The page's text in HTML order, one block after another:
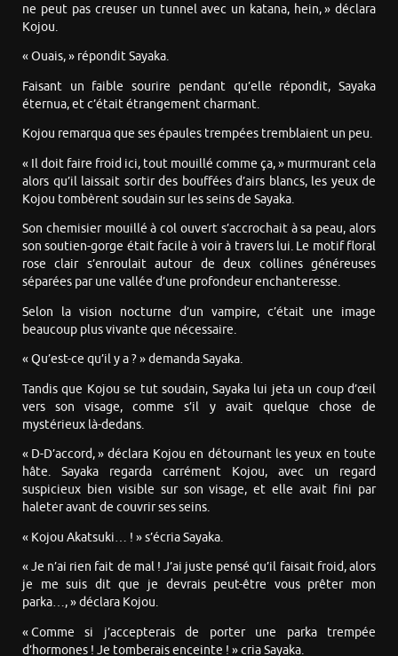
ne peut pas creuser un tunnel avec un katana, hein, » déclara
Kojou.
« Ouais, » répondit Sayaka.
Faisant un faible sourire pendant qu’elle répondit, Sayaka
éternua, et c’était étrangement charmant.
Kojou remarqua que ses épaules trempées tremblaient un peu.
« Il doit faire froid ici, tout mouillé comme ça, » murmurant cela
alors qu’il laissait sortir des bouffées d’airs blancs, les yeux de
Kojou tombèrent soudain sur les seins de Sayaka.
Son chemisier mouillé à col ouvert s’accrochait à sa peau, alors
son soutien-gorge était facile à voir à travers lui. Le motif floral
rose clair s’enroulait autour de deux collines généreuses
séparées par une vallée d’une profondeur enchanteresse.
Selon la vision nocturne d’un vampire, c’était une image
beaucoup plus vivante que nécessaire.
« Qu’est-ce qu’il y a ? » demanda Sayaka.
Tandis que Kojou se tut soudain, Sayaka lui jeta un coup d’œil
vers son visage, comme s’il y avait quelque chose de
mystérieux là-dedans.
« D-D’accord, » déclara Kojou en détournant les yeux en toute
hâte. Sayaka regarda carrément Kojou, avec un regard
suspicieux bien visible sur son visage, et elle avait fini par
haleter avant de couvrir ses seins.
« Kojou Akatsuki… ! » s’écria Sayaka.
« Je n’ai rien fait de mal ! J’ai juste pensé qu’il faisait froid, alors
je me suis dit que je devrais peut-être vous prêter mon
parka…, » déclara Kojou.
« Comme si j’accepterais de porter une parka trempée
d’hormones ! Je tomberais enceinte ! » cria Sayaka.